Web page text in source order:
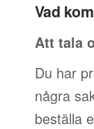
Vad
Att tala
Du har
några
beställa